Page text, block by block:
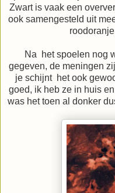
Zwart is vaak een
ook samengesteld uit
Na het spoelen nog
gegeven, de meningen
je schijnt het ook
goed, ik heb ze in huis
was het toen al donker